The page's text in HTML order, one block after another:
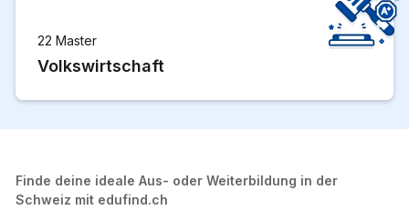
22 Master
Volkswirtschaft
Finde deine ideale Aus- oder Weiterbildung in der
Schweiz mit edufind.ch